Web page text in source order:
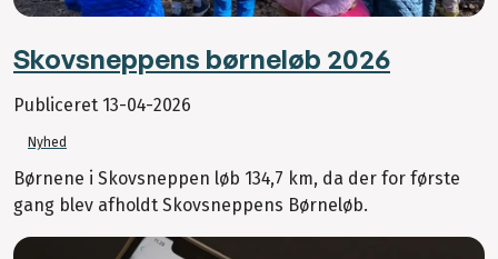
Skovsneppens børneløb 2026
Publiceret 13-04-2026
Nyhed
Børnene i Skovsneppen løb 134,7 km, da der for første
gang blev afholdt Skovsneppens Børneløb.